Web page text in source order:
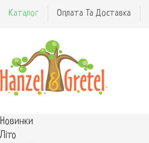
Каталог Оплата Та Доставка
Новинки
Літо